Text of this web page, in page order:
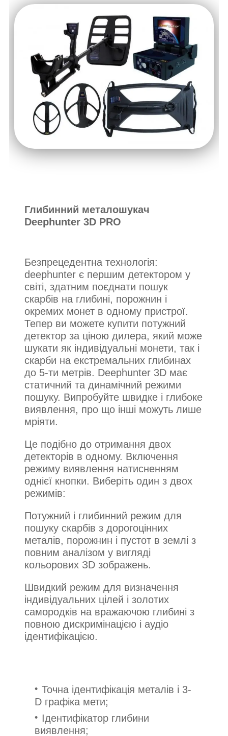
Глибинний металошукач
Deephunter 3D PRO
Безпрецедентна технологія:
deephunter є першим детектором у
світі, здатним поєднати пошук
скарбів на глибині, порожнин і
окремих монет в одному пристрої.
Тепер ви можете купити потужний
детектор за ціною дилера, який може
шукати як індивідуальні монети, так і
скарби на екстремальних глибинах
до 5-ти метрів. Deephunter 3D має
статичний та динамічний режими
пошуку. Випробуйте швидке і глибоке
виявлення, про що інші можуть лише
мріяти.
Це подібно до отримання двох
детекторів в одному. Включення
режиму виявлення натисненням
однієї кнопки. Виберіть один з двох
режимів:
Потужний і глибинний режим для
пошуку скарбів з дорогоцінних
металів, порожнин і пустот в землі з
повним аналізом у вигляді
кольорових ЗD зображень.
Швидкий режим для визначення
індивідуальних цілей і золотих
самородків на вражаючою глибині з
повною дискримінацією і аудіо
ідентифікацією.
Точна ідентифікація металів і 3-
D графіка мети;
Ідентифікатор глибини
виявлення;